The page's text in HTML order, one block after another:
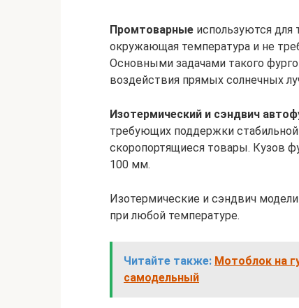
Промтоварные используются для
окружающая температура и не
Основными задачами такого
воздействия прямых солнечных
Изотермический и сэндвич
требующих поддержки
скоропортящиеся товары. Кузов
100 мм.
Изотермические и сэндвич
при любой температуре.
Читайте также: Мотоблок на
самодельный